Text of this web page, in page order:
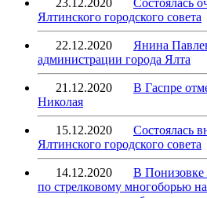
Ялтинского городского совета
22.12.2020
Янина
администрации города Ялта
21.12.2020
В Гаспре
Николая
15.12.2020
Состоялась
Ялтинского городского совета
14.12.2020
В Понизовке
по стрелковому многоборью